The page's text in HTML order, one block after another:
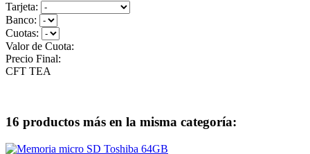
Tarjeta:
Banco:
Cuotas:
Valor de Cuota:
Precio Final:
CFT TEA
16 productos más en la misma categoría: